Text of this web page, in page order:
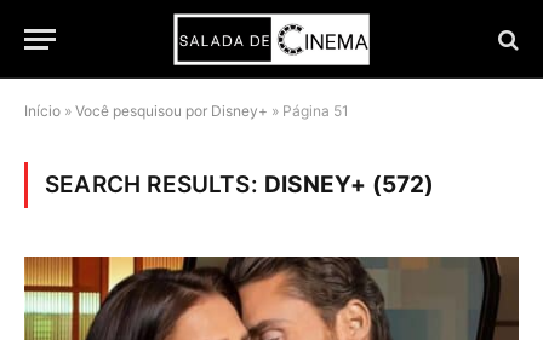
Início » Você pesquisou por Disney+ » Página 51
SEARCH RESULTS: DISNEY+ (572)